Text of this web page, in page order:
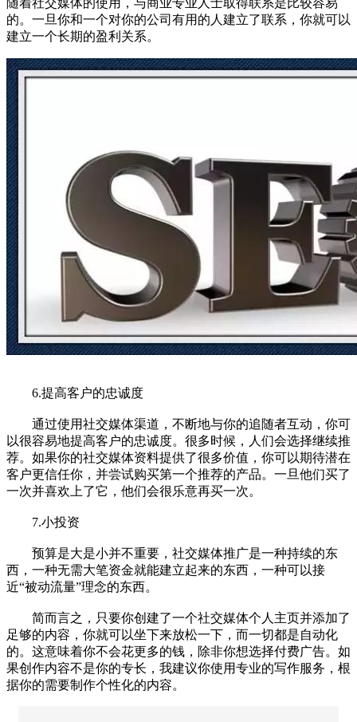
的。一旦你和一个对你的公司有用的人建立了联系，你就可以
建立一个长期的盈利关系。
6.提高客户的忠诚度
通过使用社交媒体渠道，不断地与你的追随者互动，你可
以很容易地提高客户的忠诚度。很多时候，人们会选择继续推
荐。如果你的社交媒体资料提供了很多价值，你可以期待潜在
客户更信任你，并尝试购买第一个推荐的产品。一旦他们买了
一次并喜欢上了它，他们会很乐意再买一次。
7.小投资
预算是大是小并不重要，社交媒体推广是一种持续的东
西，一种无需大笔资金就能建立起来的东西，一种可以接
近“被动流量”理念的东西。
简而言之，只要你创建了一个社交媒体个人主页并添加了
足够的内容，你就可以坐下来放松一下，而一切都是自动化
的。这意味着你不会花更多的钱，除非你想选择付费广告。如
果创作内容不是你的专长，我建议你使用专业的写作服务，根
据你的需要制作个性化的内容。